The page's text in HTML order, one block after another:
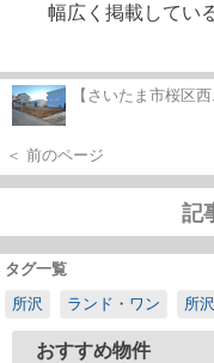
幅広く掲載してい
【さいたま市桜区
＜ 前のページ
記
タグ一覧
所沢
ランド・ワン 所
おすすめ物件